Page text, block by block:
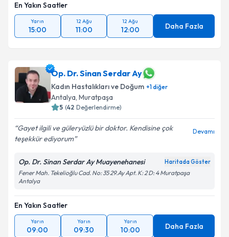
En Yakın Saatler
Yarın
15:00
12 Ağu
11:00
12 Ağu
12:00 Daha Fazla
Op. Dr. Sinan Serdar Ay
Kadın Hastalıkları ve Doğum +1diğer
Antalya, Muratpaşa
5 (42 Değerlendirme)
Gayet ilgili ve güleryüzlü bir doktor. Kendisine çok
teşekkür ediyorum
Devamı
Op. Dr. Sinan Serdar Ay Muayenehanesi Haritada Göster
Fener Mah. Tekelioğlu Cad. No: 35 29.Ay Apt. K: 2 D: 4 Muratpaşa
Antalya
En Yakın Saatler
Yarın
09:00
Yarın
09:30
Yarın
10:00 Daha Fazla